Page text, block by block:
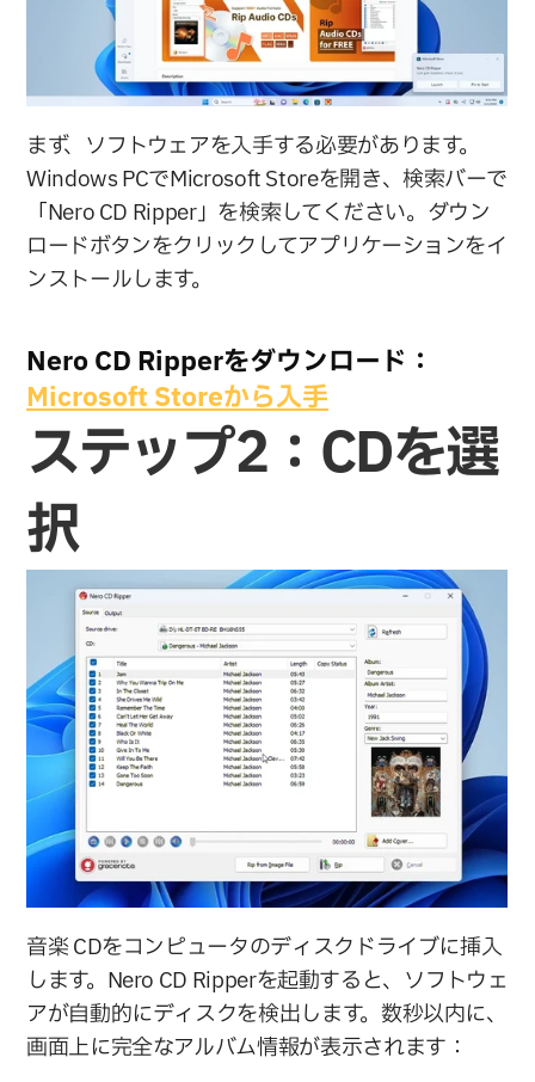
まず、ソフトウェアを入手する必要があります。
Windows PCでMicrosoft Storeを開き、検索バーで
「Nero CD Ripper」を検索してください。ダウン
ロードボタンをクリックしてアプリケーションをイ
ンストールします。
Nero CD Ripperをダウンロード：
Microsoft Storeから入手
ステップ2：CDを選
択
音楽 CDをコンピュータのディスクドライブに挿入
します。Nero CD Ripperを起動すると、ソフトウェ
アが自動的にディスクを検出します。数秒以内に、
画面上に完全なアルバム情報が表示されます：